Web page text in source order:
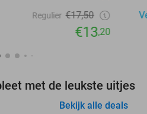
Regulier €17,50
€13,20
met de leukste uitjes
Bekijk alle deals